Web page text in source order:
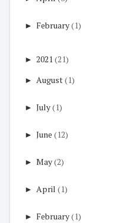
► February(1)
► 2021 (21)
► August(1)
► July(1)
► June (12)
► May(2)
► April (1)
► February(1)